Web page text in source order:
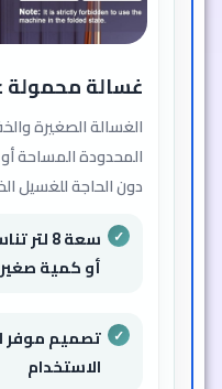
غسالة محمولة
الغسالة الصغيرة
المحدودة المساحة
دون الحاجة للغسيل
سعة 8
أو كمية
تصميم
الاستخدام